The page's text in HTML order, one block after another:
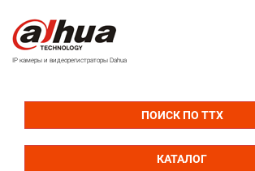
IP камеры и видеорегистраторы Dahua
ПОИСК ПО ТТХ
КАТАЛОГ